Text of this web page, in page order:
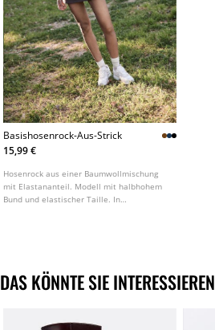
Basishosenrock-Aus-Strick
15,99 €
Hosenrock aus einer Baumwollmischung
mit Elastananteil. Modell mit halbhohem
Bund und elastischer Taille. In
DAS KÖNNTE SIE INTERESSIEREN